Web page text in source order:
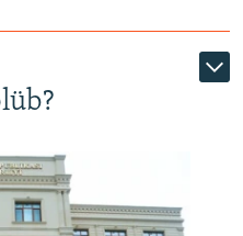
1080p